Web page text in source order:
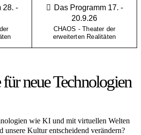
28. -
Das Programm 17. -
20.9.26
CHAOS - Theater der
erweiterten Realitäten
neue Technologien
wie KI und mit virtuellen Welten
unsere Kultur entscheidend verändern?